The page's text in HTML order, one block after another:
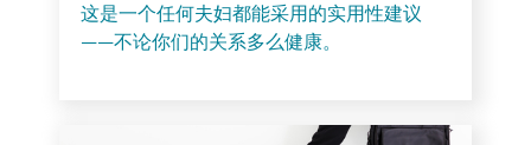
这是一个任何夫妇都能采用的实用性建议
——不论你们的关系多么健康。